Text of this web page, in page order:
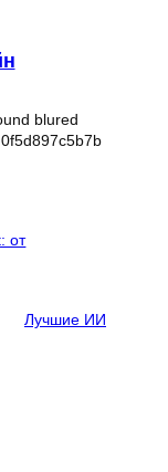
Лучшие ИИ